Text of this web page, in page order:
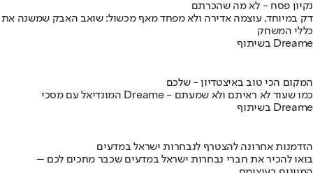
נקיון פסח - לא מה שהכרתם
דק במיוחד, עוצמה אדירה ולא מפחד מאף מכשול: שואב האבק שמשנה את
כללי המשחק
בשיתוף Dreame
המקום הכי טוב באיצטדיון - שלכם
המונדיאל עם מסכי Dreame - כמו שעוד לא ראיתם ולא שמעתם
בשיתוף Dreame
הזדמנות אחרונה להצטרף לנבחרות ישראל במדעים
בואו להכיר את חברי נבחרות ישראל במדעים שכבר מחכים לכם –